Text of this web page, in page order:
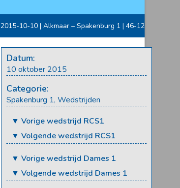
2015-10-10 | Alkmaar – Spakenburg 1 | 46-12
Datum:
10 oktober 2015
Categorie:
Spakenburg 1, Wedstrijden
▼ Vorige wedstrijd RCS1
▼ Volgende wedstrijd RCS1
▼ Vorige wedstrijd Dames 1
▼ Volgende wedstrijd Dames 1